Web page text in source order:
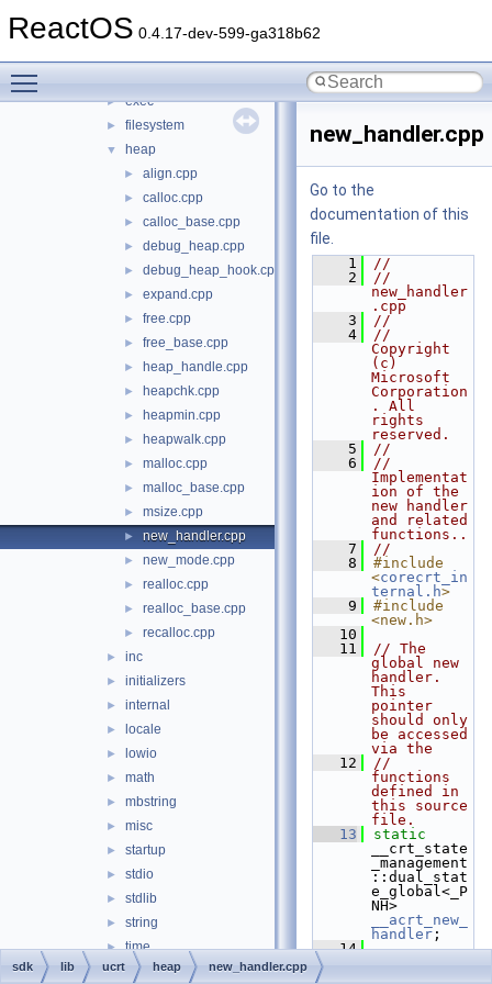
ReactOS 0.4.17-dev-599-ga318b62
► convert
► exec
► filesystem
▼ heap
► align.cpp
► calloc.cpp
► calloc_base.cpp
► debug_heap.cpp
► debug_heap_hook.cpp
► expand.cpp
► free.cpp
► free_base.cpp
► heap_handle.cpp
► heapchk.cpp
► heapmin.cpp
► heapwalk.cpp
► malloc.cpp
► malloc_base.cpp
► msize.cpp
► new_handler.cpp
► new_mode.cpp
► realloc.cpp
► realloc_base.cpp
► recalloc.cpp
► inc
► initializers
► internal
► locale
► lowio
► math
► mbstring
► misc
► startup
► stdio
► stdlib
► string
► time
► udmihelp
new_handler.cpp
Go to the
documentation of this
file.
    1
//
    2
//
new_handler
.cpp
    3
//
    4
//
Copyright
(c)
Microsoft
Corporation
. All
rights
reserved.
    5
//
    6
//
Implementat
ion of the
new handler
and related
functions..
    7
//
    8
#include
<corecrt_in
ternal.h>
    9
#include
<new.h>
   10
   11
// The
global new
handler.
This
pointer
should only
be accessed
via the
   12
//
functions
defined in
this source
file.
   13
static
__crt_state
_management
::dual_stat
e_global<_P
__acrt_new_
handler ;
   14
   15
   16
sdk lib ucrt heap new_handler.cpp